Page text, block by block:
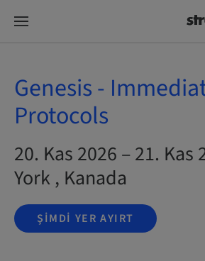
Genesis -
Protocols
20. Kas 2026 – 21. Kas
York , Kanada
ŞIMDI YER AYIRT